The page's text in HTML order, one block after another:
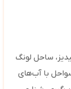
ساحل لونگ
با آب‌های